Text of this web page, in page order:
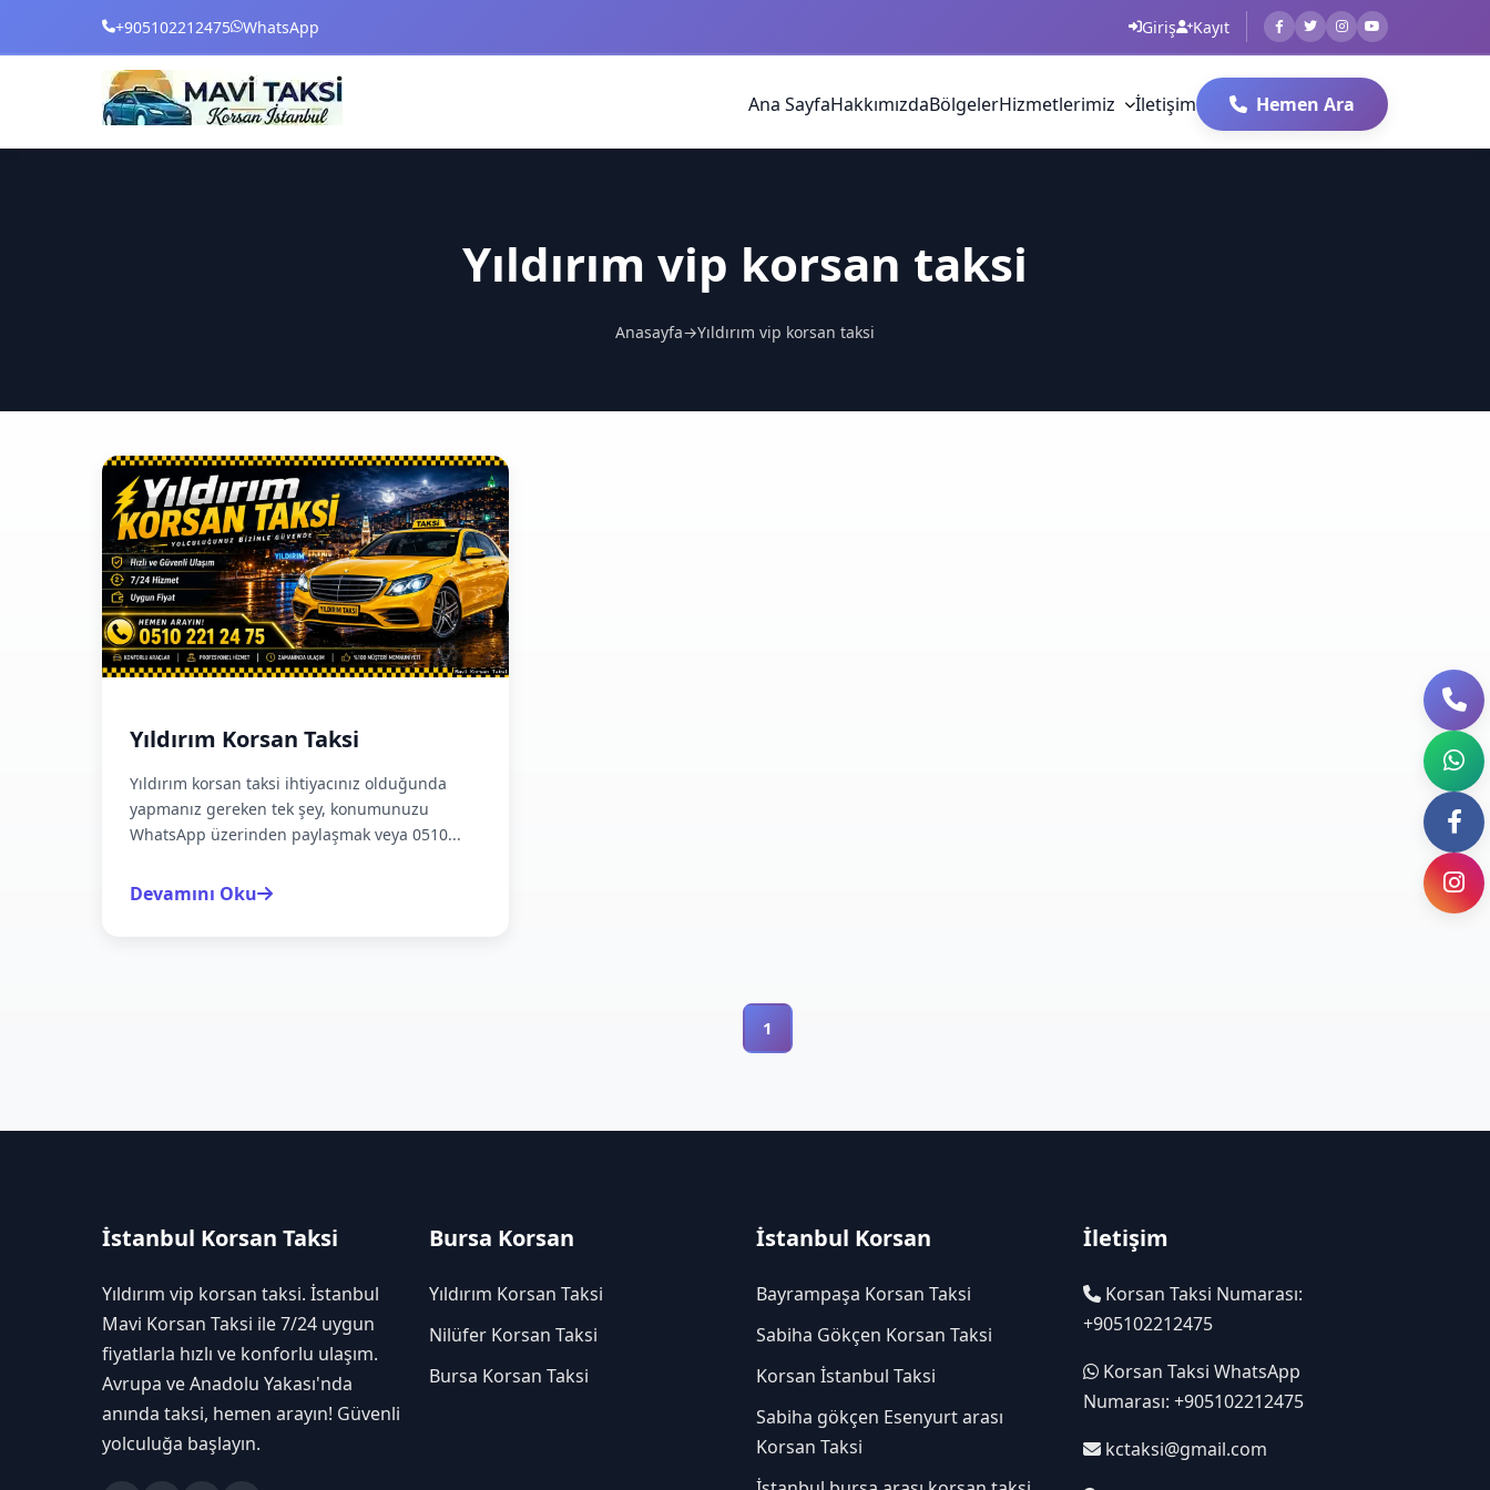
+905102212475 WhatsApp Giriş Kayıt
Ana SayfaHakkımızdaBölgelerHizmetlerimiz İletişim Hemen Ara
Yıldırım vip korsan taksi
Anasayfa→Yıldırım vip korsan taksi
Yıldırım Korsan Taksi
Yıldırım korsan taksi ihtiyacınız olduğunda
yapmanız gereken tek şey, konumunuzu
WhatsApp üzerinden paylaşmak veya 0510...
Devamını Oku
1
İstanbul Korsan Taksi
Yıldırım vip korsan taksi. İstanbul
Mavi Korsan Taksi ile 7/24 uygun
fiyatlarla hızlı ve konforlu ulaşım.
Avrupa ve Anadolu Yakası'nda
anında taksi, hemen arayın! Güvenli
yolculuğa başlayın.
Bursa Korsan
Yıldırım Korsan Taksi
Nilüfer Korsan Taksi
Bursa Korsan Taksi
İstanbul Korsan
Bayrampaşa Korsan Taksi
Sabiha Gökçen Korsan Taksi
Korsan İstanbul Taksi
Sabiha gökçen Esenyurt arası
Korsan Taksi
İletişim
Korsan Taksi Numarası:
+905102212475
Korsan Taksi WhatsApp
Numarası: +905102212475
kctaksi@gmail.com